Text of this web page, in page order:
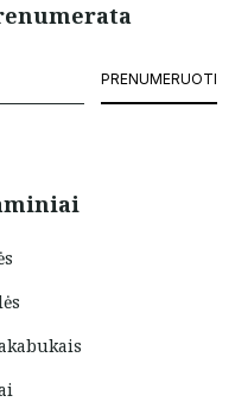
PRENUMERUOTI